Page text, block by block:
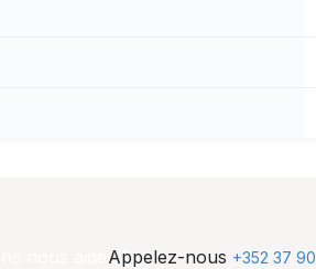
nous aider ?Appelez-nous +352 37 90